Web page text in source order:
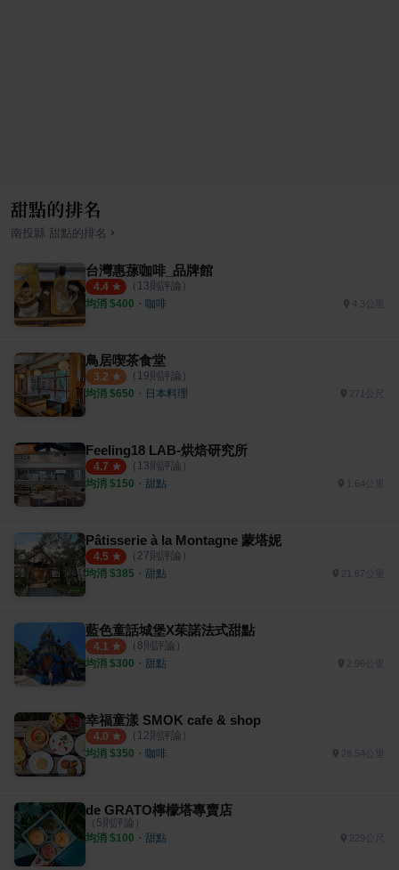
甜點的排名
南投縣 甜點的排名 ›
台灣惠蓀咖啡_品牌館
4.4 （ 13則評論）
均消 $400 ・ 咖啡 4.3公里
鳥居喫茶食堂
3.2 （ 19則評論）
均消 $650 ・ 日本料理
Feeling18 LAB-烘焙研究所
4.7 （ 13則評論）
均消 $150 ・ 甜點 1.64公里
Pâtisserie à la Montagne 蒙塔妮
4.5 （ 27則評論）
均消 $385 ・ 甜點
藍色童話城堡X茱諾法式甜點
4.1 （ 8則評論）
均消 $300 ・ 甜點
幸福童漾 SMOK cafe & shop
4.0 （ 12則評論）
均消 $350 ・ 咖啡 28.54公里
de GRATO檸檬塔專賣店
（ 5則評論）
均消 $100 ・ 甜點